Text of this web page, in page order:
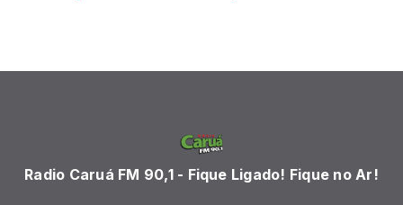
Radio Caruá FM 90,1 - Fique Ligado! Fique no Ar!